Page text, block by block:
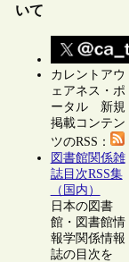
いて
カレントアウ
ェアネス・ポ
ータル 新規
掲載コンテン
ツのRSS：
図書館関係雑
誌目次RSS集
（国内）
日本の図書
館・図書館情
報学関係情報
誌の目次を